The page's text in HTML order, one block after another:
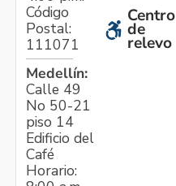
Código
Postal:
111071
Medellín:
Calle 49
No 50-21
piso 14
Edificio del
Café
Horario:
Centro
de
relevo